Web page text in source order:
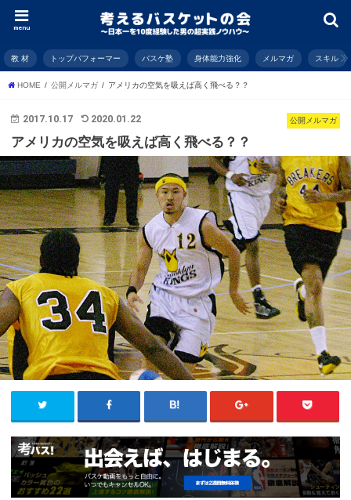
menu
教 材 トップパフォーマー バスケ塾 身体能力強化 メルマガ スキル
HOME 公開メルマガ アメリカの空気を吸えば高く飛べる？？
公開メルマガ
2017.10.17 2020.01.22
アメリカの空気を吸えば高く飛べる？？